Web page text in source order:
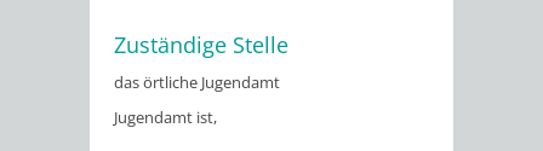
Zuständige Stelle
das örtliche Jugendamt
Jugendamt ist,